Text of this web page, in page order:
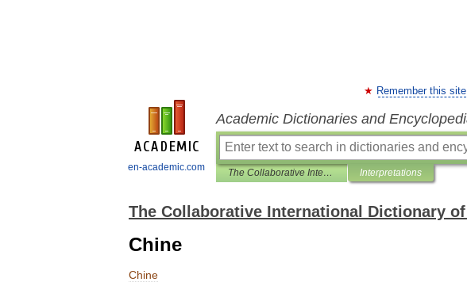
en-academic.com
Remember this site
Academic Dictionaries and
The Collaborative International Dictionary of English Interpretations
The Collaborative International Dictionary
Chine
Chine